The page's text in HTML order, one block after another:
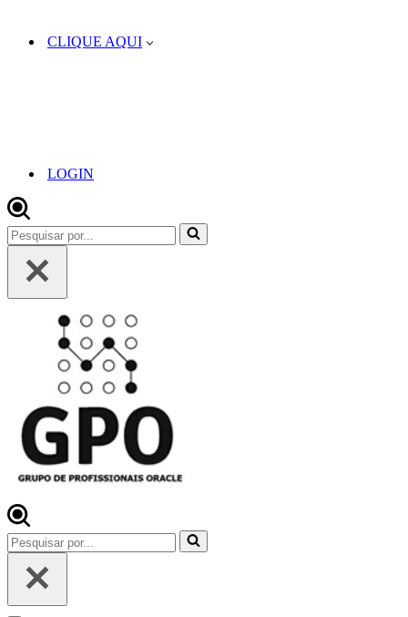
CLIQUE AQUI
LOGIN
Pesquisar
por...
Pesquisar
por...